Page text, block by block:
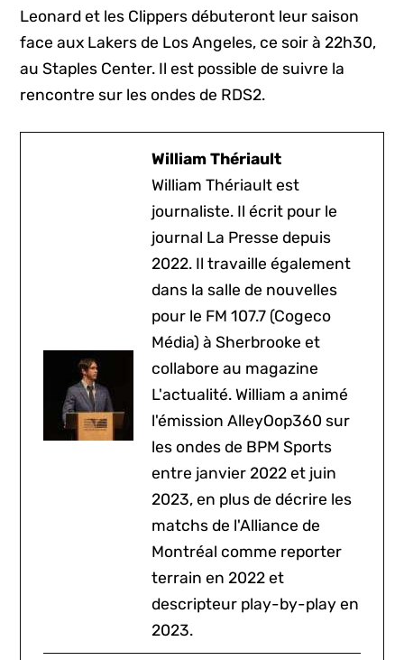
Leonard et les Clippers débuteront leur saison
face aux Lakers de Los Angeles, ce soir à 22h30,
au Staples Center. Il est possible de suivre la
rencontre sur les ondes de RDS2.
William Thériault
William Thériault est
journaliste. Il écrit pour le
journal La Presse depuis
2022. Il travaille également
dans la salle de nouvelles
pour le FM 107.7 (Cogeco
Média) à Sherbrooke et
collabore au magazine
L'actualité. William a animé
l'émission AlleyOop360 sur
les ondes de BPM Sports
entre janvier 2022 et juin
2023, en plus de décrire les
matchs de l'Alliance de
Montréal comme reporter
terrain en 2022 et
descripteur play-by-play en
2023.